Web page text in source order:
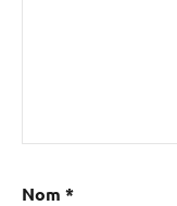
Nom *